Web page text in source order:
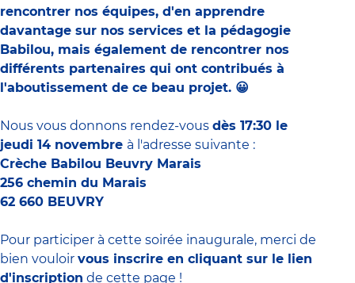
rencontrer nos équipes, d'en apprendre
davantage sur nos services et la pédagogie
Babilou, mais également de rencontrer nos
différents partenaires qui ont contribués à
l'aboutissement de ce beau projet. 😀
Nous vous donnons rendez-vous dès 17:30 le
jeudi 14 novembre à l'adresse suivante :
Crèche Babilou Beuvry Marais
256 chemin du Marais
62 660 BEUVRY
Pour participer à cette soirée inaugurale, merci de
bien vouloir vous inscrire en cliquant sur le lien
d'inscription de cette page !